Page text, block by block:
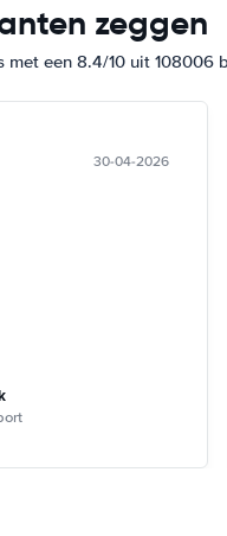
zeggen
met een 8.4/10 uit 108006
30-04-2026